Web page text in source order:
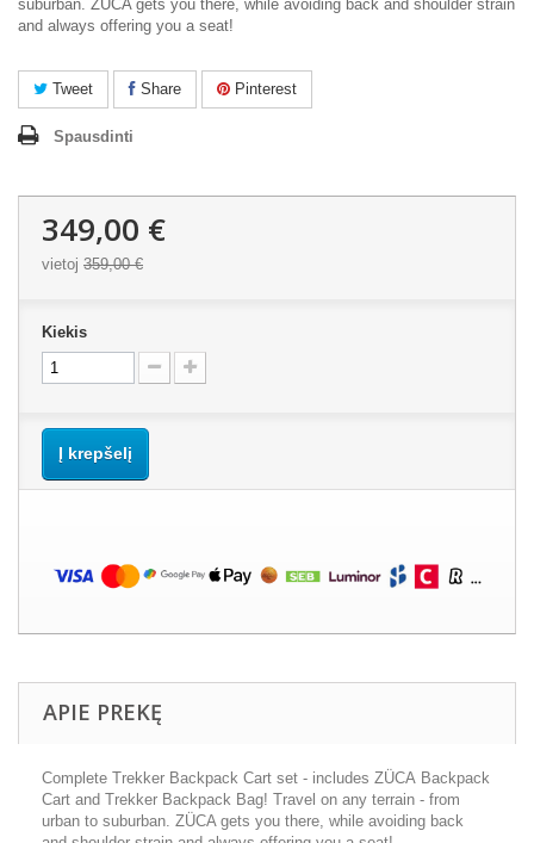
suburban. ZÜCA gets you there, while avoiding back and shoulder strain
and always offering you a seat!
Tweet Share Pinterest
Spausdinti
349,00 €
vietoj 359,00 €
Kiekis
Į krepšelį
APIE PREKĘ
Complete Trekker Backpack Cart set - includes ZÜCA Backpack
Cart and Trekker Backpack Bag! Travel on any terrain - from
urban to suburban. ZÜCA gets you there, while avoiding back